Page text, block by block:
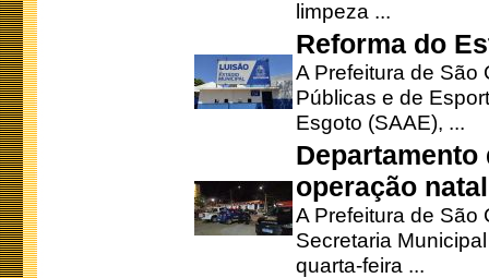
limpeza ...
Reforma do
A Prefeitura de São
Públicas e de
Esgoto (SAAE), ...
operação
A Prefeitura de São
Secretaria
quarta-feira ...